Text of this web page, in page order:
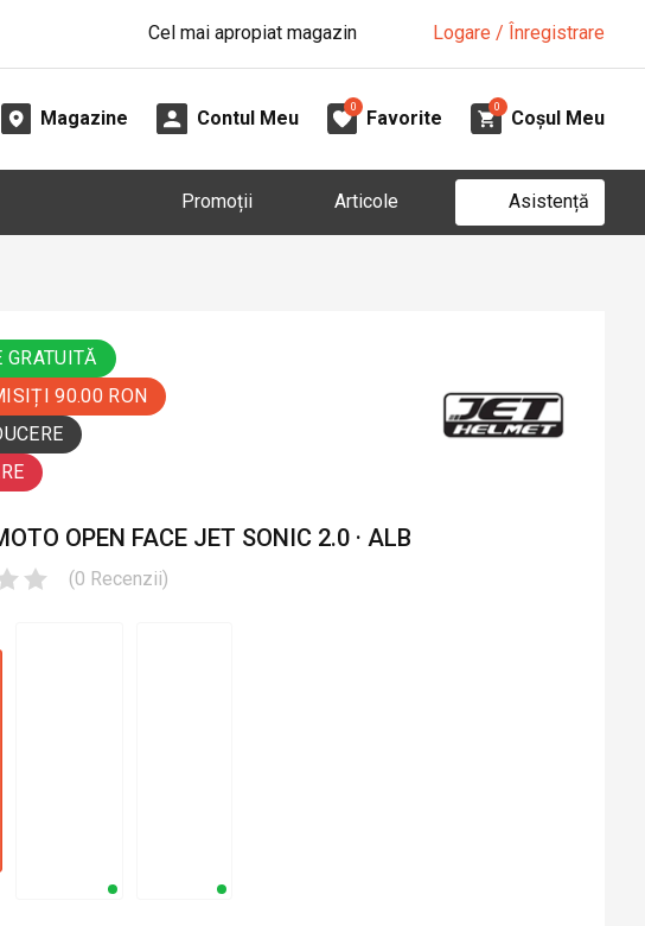
Cel mai apropiat magazin Logare / Înregistrare
Magazine Contul Meu
0
Favorite
0
Coșul Meu
Promoții Articole Asistență
GRATUITĂ
90.00 RON
OPEN FACE JET SONIC 2.0 · ALB
(0 Recenzii)